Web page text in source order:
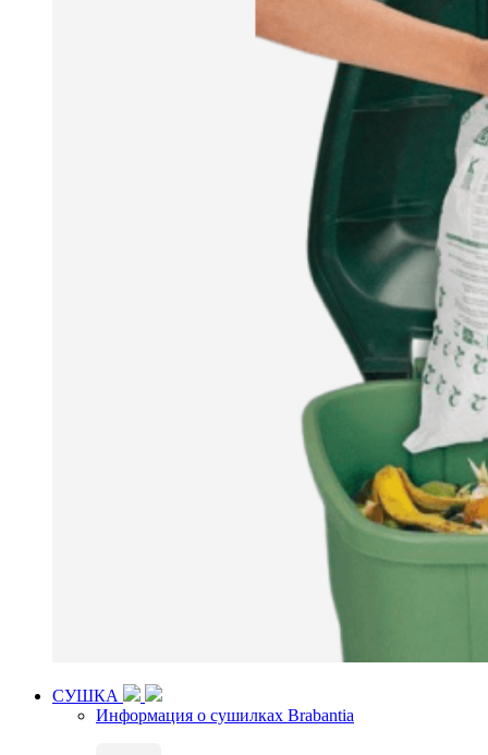
СУШКА
Информация о сушилках Brabantia